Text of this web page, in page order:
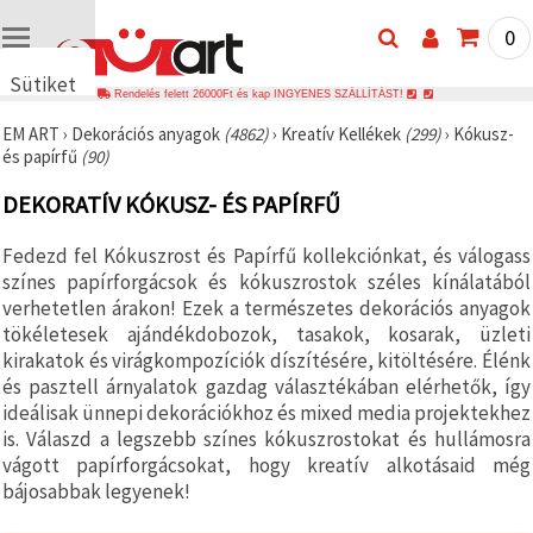
Sütiket
🍪 Cookie-
kat és
technológiákat
használunk
érdekében,
hogy
biztosítsuk
a weboldal
megfelelő
működését,
javítsuk az
Ön
felhasználói
élményét,
és az Ön
hozzájárulásával
elemezzük
a
0
Rendelés felett 26000Ft és kap INGYENES SZÁLLÍTÁST!
EM ART › Dekorációs anyagok (4862)› Kreatív Kellékek (299)› Kókusz-
és papírfű (90)
DEKORATÍV KÓKUSZ- ÉS PAPÍRFŰ
Fedezd fel Kókuszrost és Papírfű kollekciónkat, és válogass
színes papírforgácsok és kókuszrostok széles kínálatából
verhetetlen árakon! Ezek a természetes dekorációs anyagok
tökéletesek ajándékdobozok, tasakok, kosarak, üzleti
kirakatok és virágkompozíciók díszítésére, kitöltésére. Élénk
és pasztell árnyalatok gazdag választékában elérhetők, így
ideálisak ünnepi dekorációkhoz és mixed media projektekhez
is. Válaszd a legszebb színes kókuszrostokat és hullámosra
vágott papírforgácsokat, hogy kreatív alkotásaid még
bájosabbak legyenek!